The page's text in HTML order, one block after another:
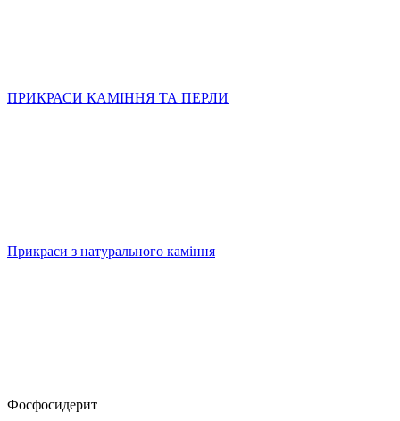
ПРИКРАСИ КАМІННЯ ТА ПЕРЛИ
Прикраси з натурального каміння
Фосфосидерит